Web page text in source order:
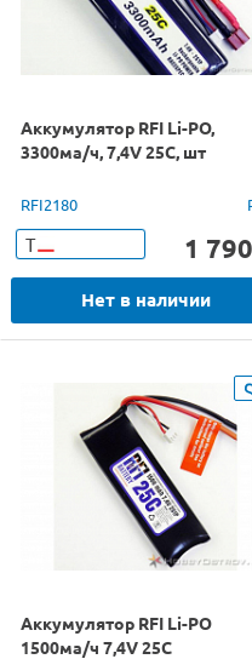
Аккумулятор RFI Li-PO,
3300ма/ч, 7,4V 25С, шт
RFI2180
Т 1 790
Нет в наличии
Аккумулятор RFI Li-PO
1500ма/ч 7,4V 25С